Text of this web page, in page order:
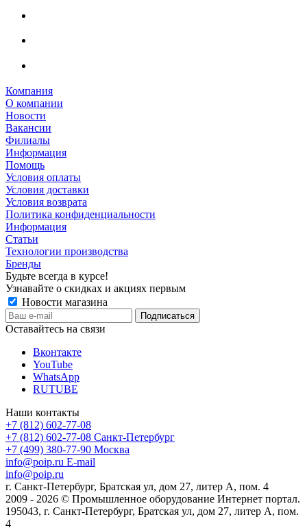
Компания
О компании
Новости
Вакансии
Филиалы
Информация
Помощь
Условия оплаты
Условия доставки
Условия возврата
Политика конфиденциальности
Информация
Статьи
Технологии производства
Бренды
Будьте всегда в курсе!
Узнавайте о скидках и акциях первым
Новости магазина
Оставайтесь на связи
Вконтакте
YouTube
WhatsApp
RUTUBE
Наши контакты
+7 (812) 602-77-08
+7 (812) 602-77-08 Санкт-Петербург
+7 (499) 380-77-90 Москва
info@poip.ru E-mail
info@poip.ru
г. Санкт-Петербург, Братская ул, дом 27, литер А, пом. 4
2009 - 2026 © Промышленное оборудование Интернет портал.
195043, г. Санкт-Петербург, Братская ул, дом 27, литер А, пом.
4